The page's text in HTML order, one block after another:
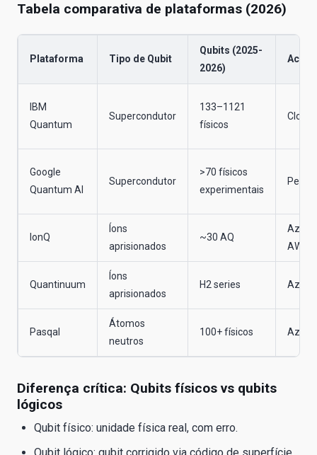
Tabela comparativa de plataformas (2026)
Plataforma Tipo de Qubit
Qubits (2025-
2026)
IBM
Quantum
Supercondutor
133–1121
físicos
Cloud
Google
Quantum AI
Supercondutor
>70 físicos
experimentais
IonQ
Íons
aprisionados
~30 AQ
Azure
AWS
Quantinuum
Íons
aprisionados
H2 series Azure
Pasqal
Átomos
neutros
100+ físicos Azure
Diferença crítica: Qubits físicos vs qubits
lógicos
Qubit físico: unidade física real, com erro.